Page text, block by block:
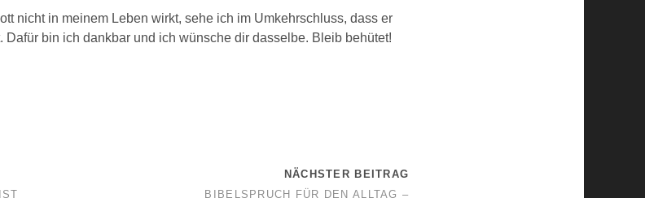
nicht in meinem Leben wirkt, sehe ich im Umkehrschluss, dass er
bin ich dankbar und ich wünsche dir dasselbe. Bleib behütet!
NÄCHSTER BEITRAG
BIBELSPRUCH FÜR DEN ALLTAG –